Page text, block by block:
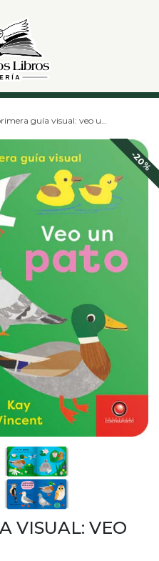
guía visual: veo un pato
-20%
VISUAL: VEO